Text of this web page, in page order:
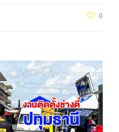
0